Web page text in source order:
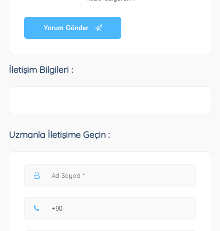
Yorum Gönder
İletişim Bilgileri :
Uzmanla İletişime Geçin :